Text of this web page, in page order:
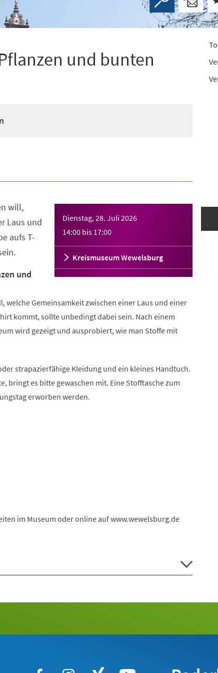
und bunten
Dienstag, 28. Juli 2026
14:00 bis 17:00
Kreismuseum Wewelsburg
will,
Laus und
aufs T-
und
welche Gemeinsamkeit zwischen einer Laus und einer
kommt, sollte unbedingt dabei sein. Nach einem
wird gezeigt und ausprobiert, wie man Stoffe mit
strapazierfähige Kleidung und ein kleines Handtuch.
bringt es bitte gewaschen mit. Eine Stofftasche zum
erworben werden.
im Museum oder online auf www.wewelsburg.de